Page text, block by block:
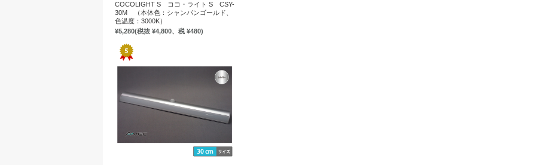
COCOLIGHT S ココ・ライト S CSY-
30M （本体色：シャンパンゴールド、
色温度：3000K）
¥5,280(税抜 ¥4,800、税 ¥480)